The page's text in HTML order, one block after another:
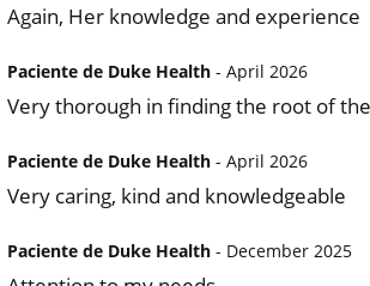
Again, Her knowledge and experience
Paciente de Duke Health - April 2026
Very thorough in finding the root of
Paciente de Duke Health - April 2026
Very caring, kind and knowledgeable
Paciente de Duke Health - December 2025